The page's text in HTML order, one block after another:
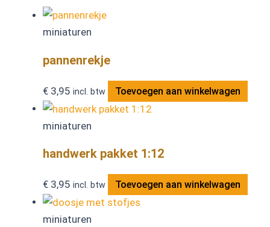
miniaturen
pannenrekje
€ 3,95 incl. btw Toevoegen aan winkelwagen
miniaturen
handwerk pakket 1:12
€ 3,95 incl. btw Toevoegen aan winkelwagen
miniaturen